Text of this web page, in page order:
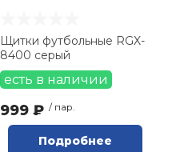
Щитки футбольные RGX-
8400 серый
есть в наличии
999 ₽ / пар.
Подробнее